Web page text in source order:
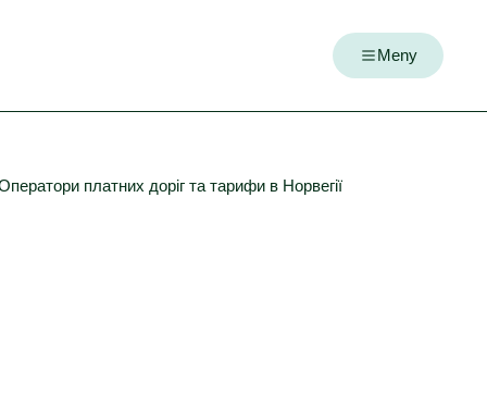
Meny
платних доріг та тарифи в Норвегії